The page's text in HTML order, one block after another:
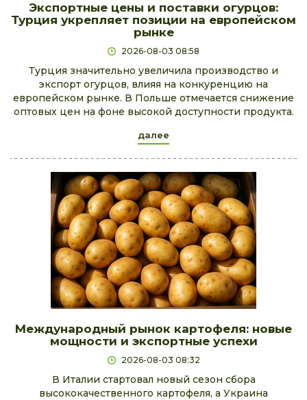
Экспортные цены и поставки огурцов:
Турция укрепляет позиции на европейском
рынке
2026-08-03 08:58
Турция значительно увеличила производство и
экспорт огурцов, влияя на конкуренцию на
европейском рынке. В Польше отмечается снижение
оптовых цен на фоне высокой доступности продукта.
далее
Международный рынок картофеля: новые
мощности и экспортные успехи
2026-08-03 08:32
В Италии стартовал новый сезон сбора
высококачественного картофеля, а Украина